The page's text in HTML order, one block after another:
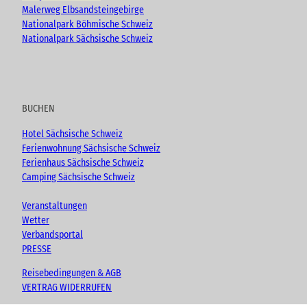
Malerweg Elbsandsteingebirge
Nationalpark Böhmische Schweiz
Nationalpark Sächsische Schweiz
BUCHEN
Hotel Sächsische Schweiz
Ferienwohnung Sächsische Schweiz
Ferienhaus Sächsische Schweiz
Camping Sächsische Schweiz
Veranstaltungen
Wetter
Verbandsportal
PRESSE
Reisebedingungen & AGB
VERTRAG WIDERRUFEN